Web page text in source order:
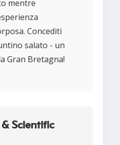
mentre
Concediti
salato - un
Gran Bretagna!
& Scientific